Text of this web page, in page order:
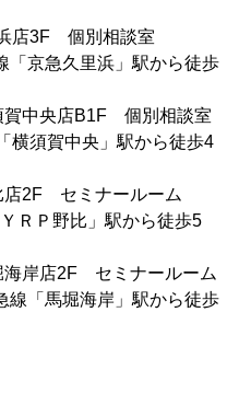
店3F 個別相談室
「京急久里浜」駅から徒歩
賀中央店B1F 個別相談室
横須賀中央」駅から徒歩4
店2F セミナールーム
ＲＰ野比」駅から徒歩5
海岸店2F セミナールーム
線「馬堀海岸」駅から徒歩